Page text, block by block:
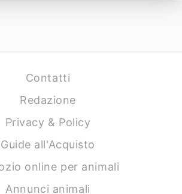
Contatti
Redazione
Privacy & Policy
Guide all'Acquisto
online per animali
Annunci animali